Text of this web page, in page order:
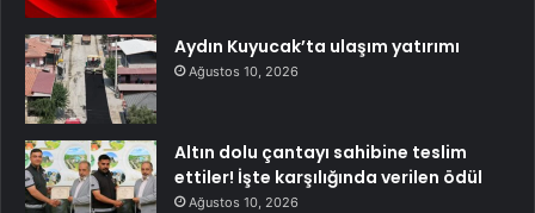
Aydın Kuyucak’ta ulaşım yatırımı
Ağustos 10, 2026
Altın dolu çantayı sahibine teslim
ettiler! İşte karşılığında verilen ödül
Ağustos 10, 2026